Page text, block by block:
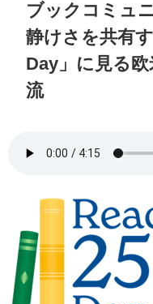
ブックコミュ
静けさを共有
Day」に見る
流